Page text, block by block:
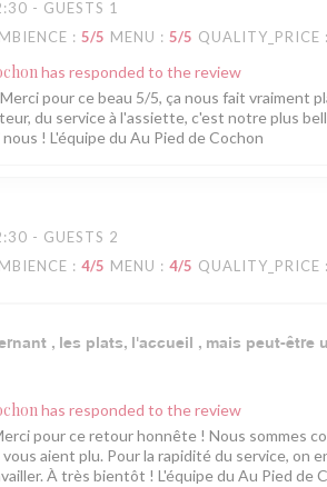
- GUESTS 1
: 5/5 MENU : 5/5 QUALITY_PRICE
has responded to the review
pour ce beau 5/5, ça nous fait vraiment
du service à l'assiette, c'est notre plus
! L'équipe du Au Pied de Cochon
- GUESTS 2
: 4/5 MENU : 4/5 QUALITY_PRICE
, les plats, l'accueil , mais peut-être
has responded to the review
pour ce retour honnête ! Nous sommes
aient plu. Pour la rapidité du service, on
À très bientôt ! L'équipe du Au Pied de